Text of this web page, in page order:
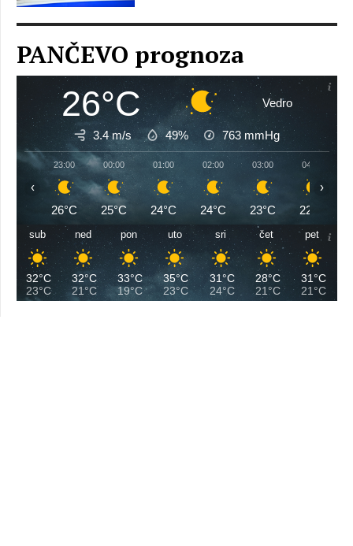
PANČEVO prognoza
26°C Vedro
3.4 m/s 49% 763 mmHg
23:00
26°C
00:00
25°C
01:00
24°C
02:00
24°C
03:00
23°C
04:00
22°C
‹ ›
sub
32°C
23°C
ned
32°C
21°C
pon
33°C
19°C
uto
35°C
23°C
sri
31°C
24°C
čet
28°C
21°C
pet
31°C
21°C